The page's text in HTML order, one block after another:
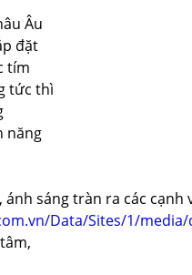
Âu
đặt
tím
tức thì
năng
sáng tràn ra các cạnh
Data/Sites/1/media/